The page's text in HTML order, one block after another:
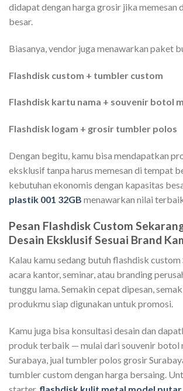
didapat dengan harga grosir jika memesan
besar.
Biasanya, vendor juga menawarkan paket
Flashdisk custom + tumbler custom
Flashdisk kartu nama + souvenir botol
Flashdisk logam + grosir tumbler polos
Dengan begitu, kamu bisa mendapatkan
eksklusif tanpa harus memesan di tempat
kebutuhan ekonomis dengan kapasitas
plastik 001 32GB menawarkan nilai
Pesan Flashdisk Custom
Desain Eksklusif Sesuai Brand
Kalau kamu sedang butuh flashdisk custom
acara kantor, seminar, atau branding
tunggu lama. Semakin cepat dipesan,
produkmu siap digunakan untuk promosi.
Kamu juga bisa konsultasi desain dan
produk terbaik — mulai dari souvenir botol
Surabaya, jual tumbler polos grosir
tumbler custom dengan harga bersaing.